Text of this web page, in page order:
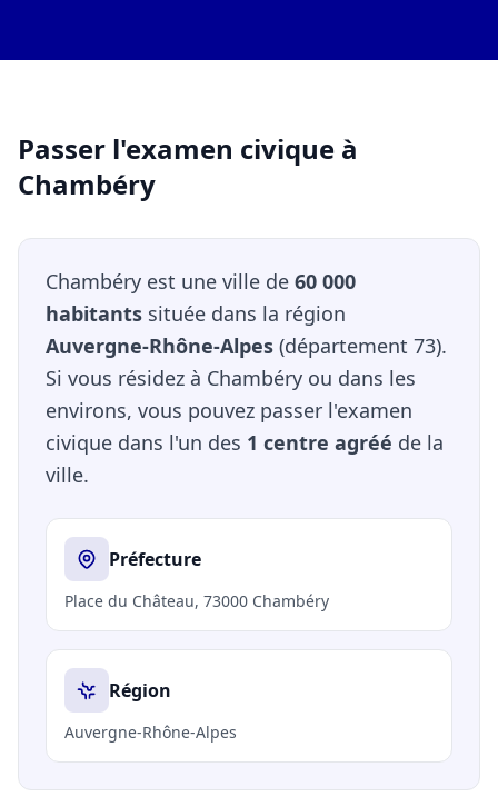
Passer l'examen civique à
Chambéry
Chambéry est une ville de 60 000
habitants située dans la région
Auvergne-Rhône-Alpes (département 73).
Si vous résidez à Chambéry ou dans les
environs, vous pouvez passer l'examen
civique dans l'un des 1 centre agréé de la
ville.
Préfecture
Place du Château, 73000 Chambéry
Région
Auvergne-Rhône-Alpes